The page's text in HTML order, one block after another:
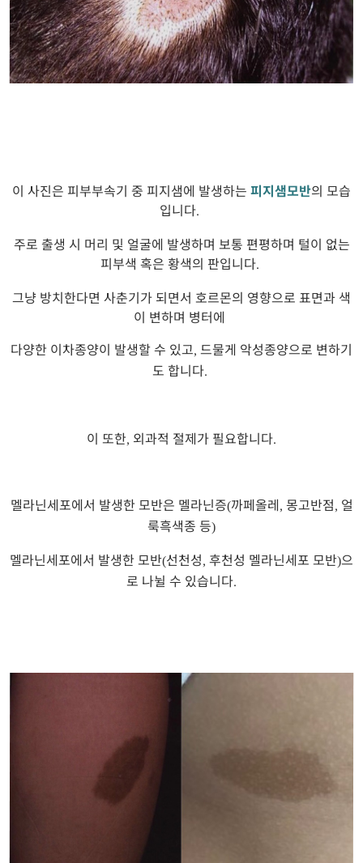
이 사진은 피부부속기 중 피지샘에 발생하는피지샘모반의 모습
입니다.
주로 출생 시 머리 및 얼굴에 발생하며 보통 편평하며 털이 없는
피부색 혹은 황색의 판입니다.
그냥 방치한다면 사춘기가 되면서 호르몬의 영향으로 표면과 색
이 변하며 병터에
다양한 이차종양이 발생할 수 있고,드물게 악성종양으로 변하기
도 합니다.
이 또한, 외과적 절제가 필요합니다.
멜라닌세포에서 발생한 모반은 멜라닌증(까페올레, 몽고반점, 얼
룩흑색종 등)
멜라닌세포에서 발생한 모반(선천성,후천성 멜라닌세포 모반)으
로 나뉠 수 있습니다.